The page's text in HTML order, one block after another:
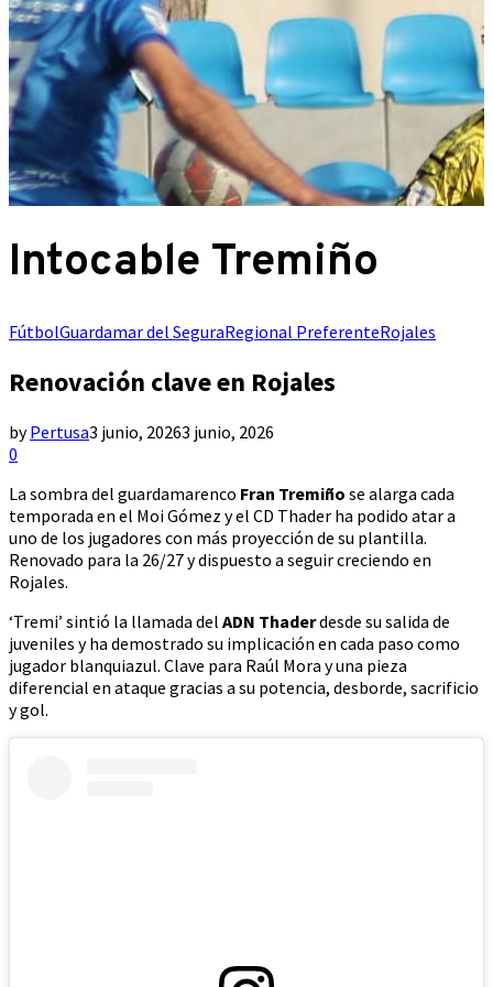
Intocable Tremiño
FútbolGuardamar del SeguraRegional PreferenteRojales
Renovación clave en Rojales
byPertusa3 junio, 20263 junio, 2026
0
La sombra del guardamarenco Fran Tremiño se alarga cada
temporada en el Moi Gómez y el CD Thader ha podido atar a
uno de los jugadores con más proyección de su plantilla.
Renovado para la 26/27 y dispuesto a seguir creciendo en
Rojales.
‘Tremi’ sintió la llamada del ADN Thaderdesde su salida de
juveniles y ha demostrado su implicación en cada paso como
jugador blanquiazul. Clave para Raúl Mora y una pieza
diferencial en ataque gracias a su potencia, desborde, sacrificio
y gol.